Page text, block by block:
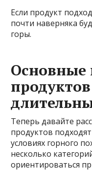
Если продукт
почти наверняка
горы.
Основные
Теперь давайте
продуктов
условиях горного
несколько
ориентироваться